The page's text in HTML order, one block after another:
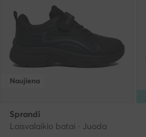
Naujiena
Sprandi
Laisvalaikio batai · Juoda